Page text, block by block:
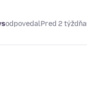
odpovedalPred 2